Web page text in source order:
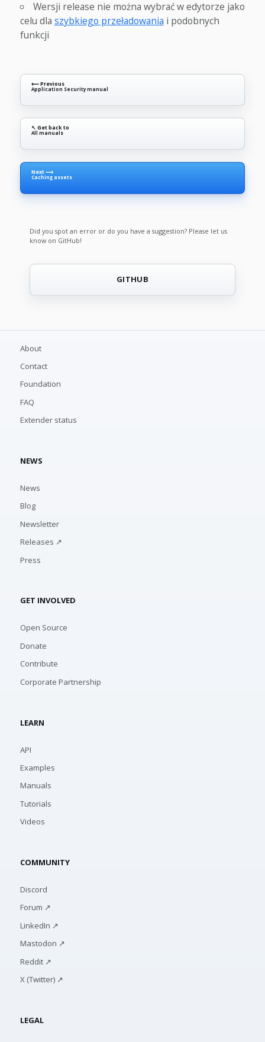
Wersji release nie można wybrać w edytorze jako
celu dla szybkiego przeładowania i podobnych
funkcji
⟵ Previous
Application Security manual
↖ Get back to
All manuals
Next ⟶
Caching assets
Did you spot an error or do you have a suggestion? Please let us
know on GitHub!
GITHUB
About
Contact
Foundation
FAQ
Extender status
NEWS
News
Blog
Newsletter
Releases ↗
Press
GET INVOLVED
Open Source
Donate
Contribute
Corporate Partnership
LEARN
API
Examples
Manuals
Tutorials
Videos
COMMUNITY
Discord
Forum ↗
LinkedIn ↗
Mastodon ↗
Reddit ↗
X (Twitter) ↗
LEGAL